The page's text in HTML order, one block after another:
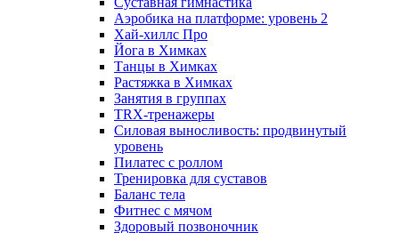
Аэробика на платформе: уровень 2
Хай-хиллс Про
Йога в Химках
Танцы в Химках
Растяжка в Химках
Занятия в группах
TRX-тренажеры
Силовая выносливость: продвинутый
уровень
Пилатес с роллом
Тренировка для суставов
Баланс тела
Фитнес с мячом
Здоровый позвоночник